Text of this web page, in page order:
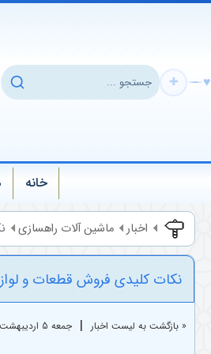
♥
✚
خانه
اخبار ماشین آلات راهسازی
نکات کلیدی فروش قطعات و
« بازگشت به لیست اخبار | جمعه 5 ارديبهشت 1404 در ساعت 0 و 0 دقیقه